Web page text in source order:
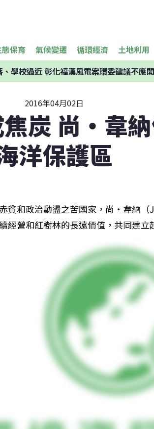
保育 氣候變遷 循環經濟 土地利用
、學校過近 彰化福漢風電案環委建議不應
2016年04月02日
炭 尚‧韋
洋保護區
貧和政治動盪之苦國家，尚‧韋納（
經營和紅樹林的長遠價值，共同建立